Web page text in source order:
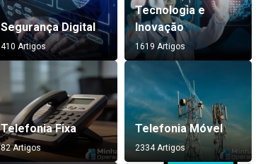
Segurança Digital
410 Artigos
Tecnologia e
Inovação
1619 Artigos
Telefonia Fixa
82 Artigos
Telefonia Móvel
2334 Artigos